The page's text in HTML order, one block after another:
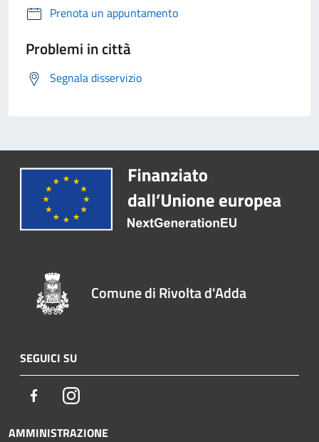
Prenota un appuntamento
Problemi in città
Segnala disservizio
Comune di Rivolta d'Adda
SEGUICI SU
FacebookInstagram
AMMINISTRAZIONE